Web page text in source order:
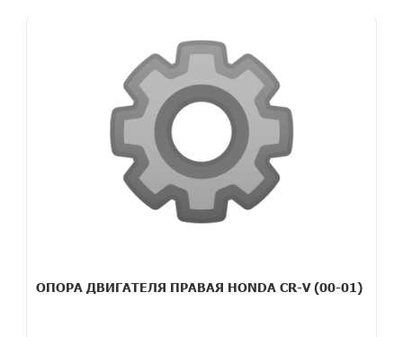
ОПОРА ДВИГАТЕЛЯ ПРАВАЯ HONDA CR-V (00-01)